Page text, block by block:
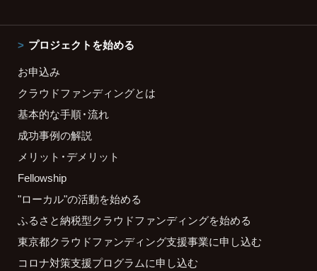
プロジェクトを始める
お申込み
クラウドファンディングとは
基本的な手順・流れ
成功事例の解説
メリット・デメリット
Fellowship
"ローカル"の活動を始める
ふるさと納税型クラウドファンディングを始める
東京都クラウドファンディング支援事業に申し込む
コロナ対策支援プログラムに申し込む